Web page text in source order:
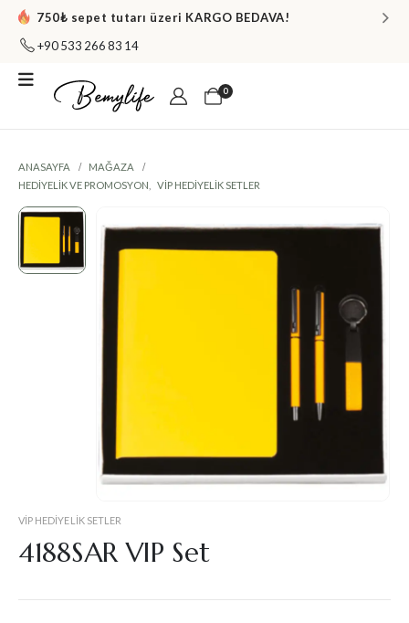
750₺ sepet tutarı üzeri KARGO BEDAVA!
+90 533 266 83 14
0
ANASAYFA
MAĞAZA
HEDIYELIK VE PROMOSYON
VIP HEDIYELIK SETLER
VIP HEDIYELIK SETLER
4188SAR VIP Set